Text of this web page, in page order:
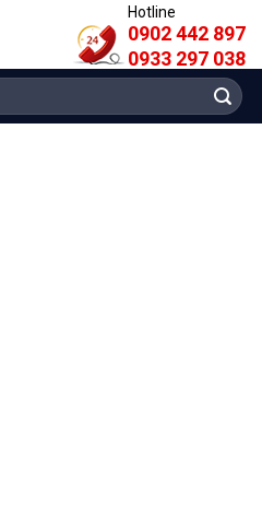
Hotline
0902 442 897
0933 297 038